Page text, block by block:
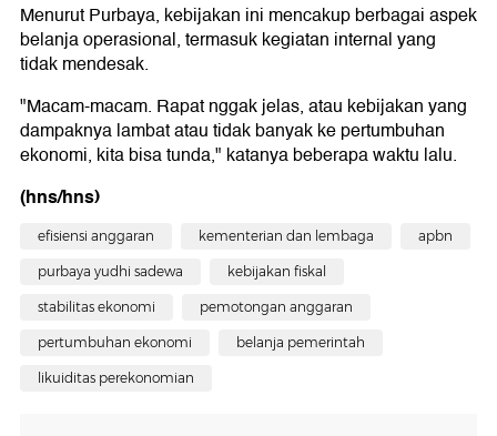
Menurut Purbaya, kebijakan ini mencakup berbagai aspek
belanja operasional, termasuk kegiatan internal yang
tidak mendesak.
"Macam-macam. Rapat nggak jelas, atau kebijakan yang
dampaknya lambat atau tidak banyak ke pertumbuhan
ekonomi, kita bisa tunda," katanya beberapa waktu lalu.
(hns/hns)
efisiensi anggaran kementerian dan lembaga apbn
purbaya yudhi sadewa kebijakan fiskal
stabilitas ekonomi pemotongan anggaran
pertumbuhan ekonomi belanja pemerintah
likuiditas perekonomian